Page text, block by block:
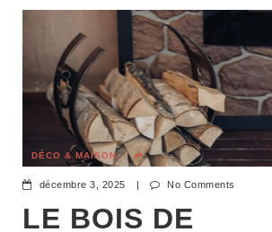
DÉCO & MAISON
décembre 3, 2025 | No Comments
LE BOIS DE